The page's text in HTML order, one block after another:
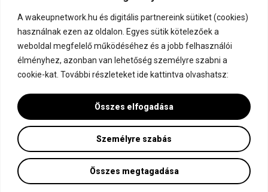
A wakeupnetwork.hu és digitális partnereink sütiket (cookies)
használnak ezen az oldalon. Egyes sütik kötelezőek a
weboldal megfelelő működéséhez és a jobb felhasználói
élményhez, azonban van lehetőség személyre szabni a
cookie-kat. További részleteket ide kattintva olvashatsz:
Személyre szabás
Összes megtagadása
Összes elfogadása
Kapcsolódj a WakeUp-hoz!
Dokumentáció
Adatvédelmi és cookie beállítások
Minden jog fenntartva! © WakeUp Network 2015-2026 by Marczinka Mátyás